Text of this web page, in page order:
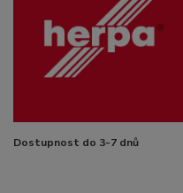
Dostupnost do 3-7 dnů